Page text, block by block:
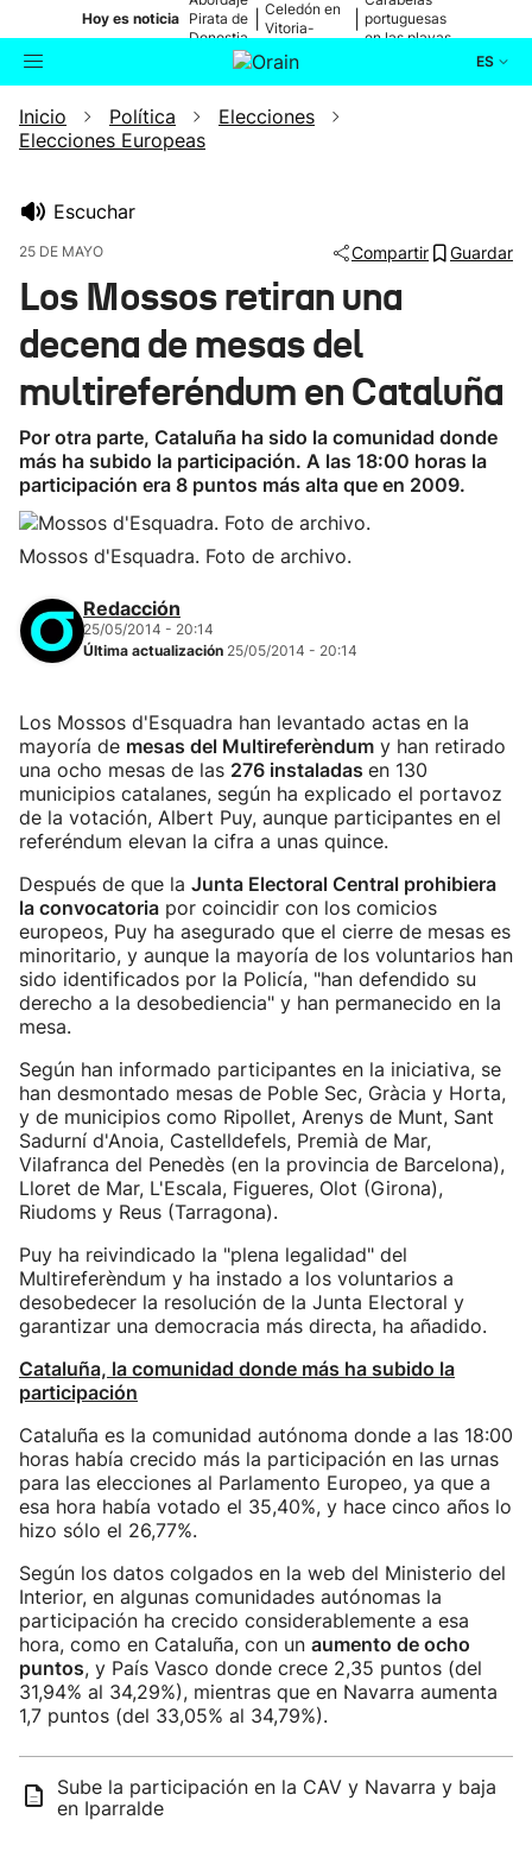
Hoy es noticia Pirata de
Donostia
Celedón en
Vitoria-
portuguesas
en las playas
ES
Buscador Actualidad
Ikusmiran
Eguraldia
Inicio Política
Elecciones
Elecciones Europeas
Escuchar
25 DE MAYO Compartir Guardar
Los Mossos retiran una
decena de mesas del
multireferéndum en Cataluña
Por otra parte, Cataluña ha sido la comunidad donde
más ha subido la participación. A las 18:00 horas la
participación era 8 puntos más alta que en 2009.
Mossos d'Esquadra. Foto de archivo.
Redacción
25/05/2014 - 20:14
Última actualización 25/05/2014 - 20:14
Los Mossos d'Esquadra han levantado actas en la
mayoría de mesas del Multireferèndum y han retirado
una ocho mesas de las 276 instaladas en 130
municipios catalanes, según ha explicado el portavoz
de la votación, Albert Puy, aunque participantes en el
referéndum elevan la cifra a unas quince.
Después de que la Junta Electoral Central prohibiera
la convocatoria por coincidir con los comicios
europeos, Puy ha asegurado que el cierre de mesas es
minoritario, y aunque la mayoría de los voluntarios han
sido identificados por la Policía, "han defendido su
derecho a la desobediencia" y han permanecido en la
mesa.
Según han informado participantes en la iniciativa, se
han desmontado mesas de Poble Sec, Gràcia y Horta,
y de municipios como Ripollet, Arenys de Munt, Sant
Sadurní d'Anoia, Castelldefels, Premià de Mar,
Vilafranca del Penedès (en la provincia de Barcelona),
Lloret de Mar, L'Escala, Figueres, Olot (Girona),
Riudoms y Reus (Tarragona).
Puy ha reivindicado la "plena legalidad" del
Multireferèndum y ha instado a los voluntarios a
desobedecer la resolución de la Junta Electoral y
garantizar una democracia más directa, ha añadido.
Cataluña, la comunidad donde más ha subido la
participación
Cataluña es la comunidad autónoma donde a las 18:00
horas había crecido más la participación en las urnas
para las elecciones al Parlamento Europeo, ya que a
esa hora había votado el 35,40%, y hace cinco años lo
hizo sólo el 26,77%.
Según los datos colgados en la web del Ministerio del
Interior, en algunas comunidades autónomas la
participación ha crecido considerablemente a esa
hora, como en Cataluña, con un aumento de ocho
puntos, y País Vasco donde crece 2,35 puntos (del
31,94% al 34,29%), mientras que en Navarra aumenta
1,7 puntos (del 33,05% al 34,79%).
Sube la participación en la CAV y Navarra y baja
en Iparralde